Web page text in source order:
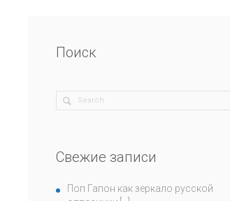
Поиск
Свежие записи
Поп Гапон как зеркало русской